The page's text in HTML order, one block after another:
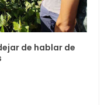
de hablar de